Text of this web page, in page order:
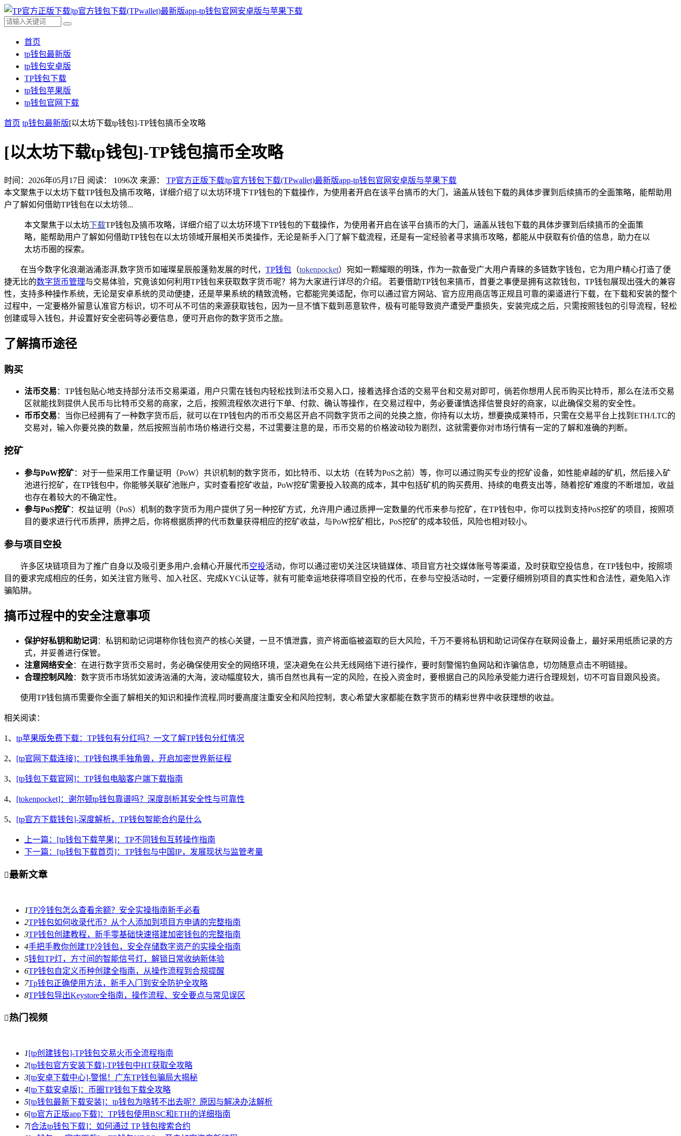
首页
tp钱包最新版
tp钱包安卓版
TP钱包下载
tp钱包苹果版
tp钱包官网下载
首页 tp钱包最新版[以太坊下载tp钱包]-TP钱包搞币全攻略
[以太坊下载tp钱包]-TP钱包搞币全攻略
时间：2026年05月17日 阅读： 1096次 来源： TP官方正版下载|tp官方钱包下载(TPwallet)最新版app-tp钱包官网安卓版与苹果下载
本文聚焦于以太坊下载TP钱包及搞币攻略，详细介绍了以太坊环境下TP钱包的下载操作，为使用者开启在该平台搞币的大门，涵盖从钱包下载的具体步骤到后续搞币的全面策略，能帮助用
户了解如何借助TP钱包在以太坊领...
本文聚焦于以太坊下载TP钱包及搞币攻略，详细介绍了以太坊环境下TP钱包的下载操作，为使用者开启在该平台搞币的大门，涵盖从钱包下载的具体步骤到后续搞币的全面策
略，能帮助用户了解如何借助TP钱包在以太坊领域开展相关币类操作，无论是新手入门了解下载流程，还是有一定经验者寻求搞币攻略，都能从中获取有价值的信息，助力在以
太坊币圈的探索。
在当今数字化浪潮汹涌澎湃,数字货币如璀璨星辰般蓬勃发展的时代， TP钱包 （tokenpocket）宛如一颗耀眼的明珠，作为一款备受广大用户青睐的多链数字钱包，它为用户精心打造了便
捷无比的数字货币管理与交易体验，究竟该如何利用TP钱包来获取数字货币呢？将为大家进行详尽的介绍。 若要借助TP钱包来搞币，首要之事便是拥有这款钱包，TP钱包展现出强大的兼容
性，支持多种操作系统，无论是安卓系统的灵动便捷，还是苹果系统的精致流畅，它都能完美适配，你可以通过官方网站、官方应用商店等正规且可靠的渠道进行下载，在下载和安装的整个
过程中，一定要格外留意认准官方标识，切不可从不可信的来源获取钱包，因为一旦不慎下载到恶意软件，极有可能导致资产遭受严重损失，安装完成之后，只需按照钱包的引导流程，轻松
创建或导入钱包，并设置好安全密码等必要信息，便可开启你的数字货币之旅。
了解搞币途径
购买
法币交易 ：TP钱包贴心地支持部分法币交易渠道，用户只需在钱包内轻松找到法币交易入口，接着选择合适的交易平台和交易对即可，倘若你想用人民币购买比特币，那么在法币交易
区就能找到提供人民币与比特币交易的商家，之后，按照流程依次进行下单、付款、确认等操作，在交易过程中，务必要谨慎选择信誉良好的商家，以此确保交易的安全性。
币币交易 ：当你已经拥有了一种数字货币后，就可以在TP钱包内的币币交易区开启不同数字货币之间的兑换之旅，你持有以太坊，想要换成莱特币，只需在交易平台上找到ETH/LTC的
交易对，输入你要兑换的数量，然后按照当前市场价格进行交易，不过需要注意的是，币币交易的价格波动较为剧烈，这就需要你对市场行情有一定的了解和准确的判断。
挖矿
参与PoW挖矿：对于一些采用工作量证明（PoW）共识机制的数字货币，如比特币、以太坊（在转为PoS之前）等，你可以通过购买专业的挖矿设备，如性能卓越的矿机，然后接入矿
池进行挖矿，在TP钱包中，你能够关联矿池账户，实时查看挖矿收益，PoW挖矿需要投入较高的成本，其中包括矿机的购买费用、持续的电费支出等，随着挖矿难度的不断增加，收益
也存在着较大的不确定性。
参与PoS挖矿：权益证明（PoS）机制的数字货币为用户提供了另一种挖矿方式，允许用户通过质押一定数量的代币来参与挖矿，在TP钱包中，你可以找到支持PoS挖矿的项目，按照项
目的要求进行代币质押，质押之后，你将根据质押的代币数量获得相应的挖矿收益，与PoW挖矿相比，PoS挖矿的成本较低，风险也相对较小。
参与项目空投
许多区块链项目为了推广自身以及吸引更多用户,会精心开展代币空投活动，你可以通过密切关注区块链媒体、项目官方社交媒体账号等渠道，及时获取空投信息，在TP钱包中，按照项
目的要求完成相应的任务，如关注官方账号、加入社区、完成KYC认证等，就有可能幸运地获得项目空投的代币，在参与空投活动时，一定要仔细辨别项目的真实性和合法性，避免陷入诈
骗陷阱。
搞币过程中的安全注意事项
保护好私钥和助记词 ：私钥和助记词堪称你钱包资产的核心关键，一旦不慎泄露，资产将面临被盗取的巨大风险，千万不要将私钥和助记词保存在联网设备上，最好采用纸质记录的方
式，并妥善进行保管。
注意网络安全：在进行数字货币交易时，务必确保使用安全的网络环境，坚决避免在公共无线网络下进行操作，要时刻警惕钓鱼网站和诈骗信息，切勿随意点击不明链接。
合理控制风险：数字货币市场犹如波涛汹涌的大海，波动幅度较大，搞币自然也具有一定的风险，在投入资金时，要根据自己的风险承受能力进行合理规划，切不可盲目跟风投资。
使用TP钱包搞币需要你全面了解相关的知识和操作流程,同时要高度注重安全和风险控制，衷心希望大家都能在数字货币的精彩世界中收获理想的收益。
相关阅读：
1、 tp苹果版免费下载：TP钱包有分红吗？一文了解TP钱包分红情况
2、 [tp官网下载连接]：TP钱包携手独角兽，开启加密世界新征程
3、 [tp钱包下载官网]：TP钱包电脑客户端下载指南
4、 [tokenpocket]：谢尔顿tp钱包靠谱吗？深度剖析其安全性与可靠性
5、 [tp官方下载钱包]-深度解析，TP钱包智能合约是什么
上一篇：[tp钱包下载苹果]：TP不同钱包互转操作指南
下一篇：[tp钱包下载首页]：TP钱包与中国IP，发展现状与监管考量
最新文章
1TP冷钱包怎么查看余额？安全实操指南新手必看
2TP钱包如何收录代币？从个人添加到项目方申请的完整指南
3TP钱包创建教程，新手零基础快速搭建加密钱包的完整指南
4手把手教你创建TP冷钱包，安全存储数字资产的实操全指南
5钱包TP灯，方寸间的智能信号灯，解锁日常收纳新体验
6TP钱包自定义币种创建全指南，从操作流程到合规提醒
7Tp钱包正确使用方法，新手入门到安全防护全攻略
8TP钱包导出Keystore全指南，操作流程、安全要点与常见误区
热门视频
1[tp创建钱包]-TP钱包交易火币全流程指南
2[tp钱包官方安装下载]-TP钱包中HT获取全攻略
3[tp安卓下载中心]-警惕！广东TP钱包骗局大揭秘
4[tp下载安卓版]：币圈TP钱包下载全攻略
5[tp钱包最新下载安装]：tp钱包为啥转不出去呢？原因与解决办法解析
6[tp官方正版app下载]：TP钱包使用BSC和ETH的详细指南
7[合法tp钱包下载]：如何通过 TP 钱包搜索合约